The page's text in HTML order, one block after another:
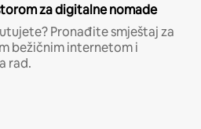
za digitalne nomade
Pronađite smještaj za
bežičnim internetom i
rad.